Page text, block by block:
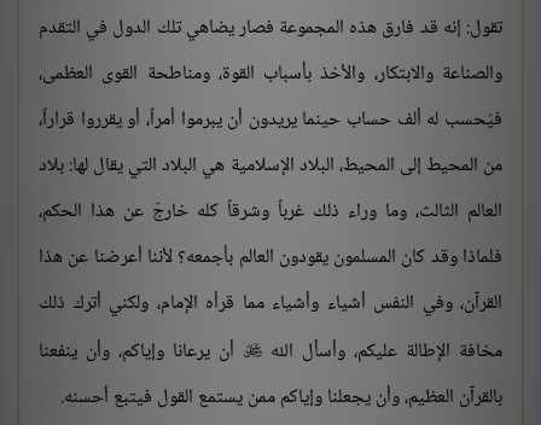
تقول: إنه قد فارق هذه المجموعة فصار يضاهي تلك الدول في التقدم
والصناعة والابتكار، والأخذ بأسباب القوة، ومناطحة القوى العظمى،
فيُحسب له ألف حساب حينما يريدون أن يبرموا أمراً، أو يقرروا قراراً،
من المحيط إلى المحيط، البلاد الإسلامية هي البلاد التي يقال لها: بلاد
العالم الثالث، وما وراء ذلك غرباً وشرقاً كله خارجٌ عن هذا الحكم،
فلماذا وقد كان المسلمون يقودون العالم بأجمعه؟ لأننا أعرضنا عن هذا
القرآن، وفي النفس أشياء وأشياء مما قرأه الإمام، ولكني أترك ذلك
مخافة الإطالة عليكم، وأسأل الله أن يرعانا وإياكم، وأن ينفعنا
بالقرآن العظيم، وأن يجعلنا وإياكم ممن يستمع القول فيتبع أحسنه.